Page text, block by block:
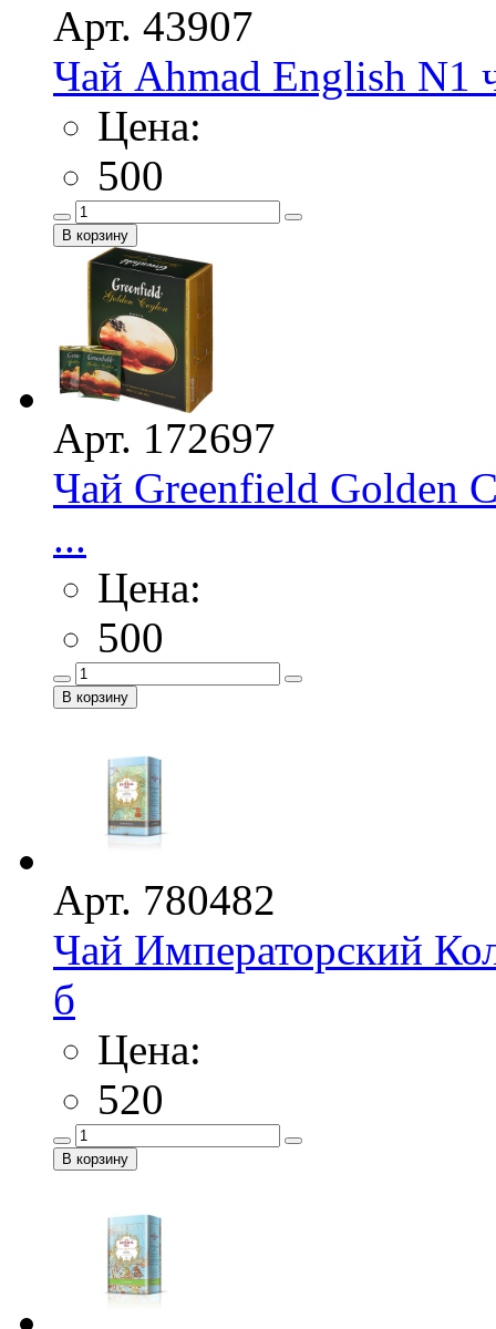
Арт. 43907
Чай Ahmad English N1
Цена:
500
Арт. 172697
Чай Greenfield Golden
...
Цена:
500
Арт. 780482
Чай Императорский
б
Цена:
520